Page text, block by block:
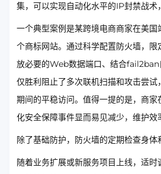
集，可以实现自动化水平的IP封禁战术
一个典型案例是某跨境电商商家在美国
个商标网站。通过科学配置防火墙，
放必要的Web数据端口、结合fail2ban
仅胜利阻止了多次联机扫描和攻击尝
期间的平稳访问。值得一提的是，商
化安全保障事件显而易见减少，维护效
除了基础防护，防火墙的定期检查身体
随着业务扩展或新服务项目上线，适